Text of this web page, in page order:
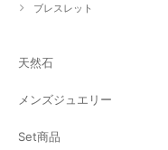
ブレスレット
天然石
メンズジュエリー
Set商品